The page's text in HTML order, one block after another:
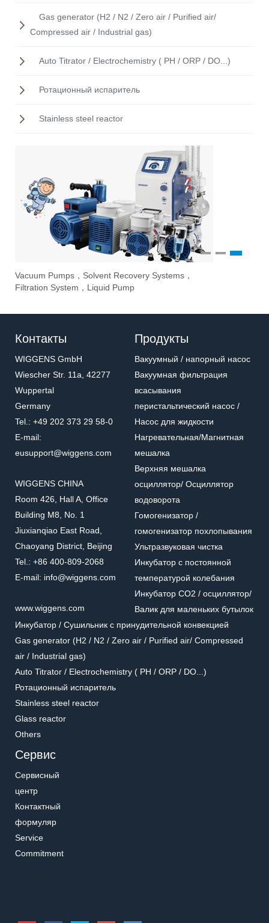
Gas generator (H2 / N2 / Zero air / Purified air/
Compressed air / Industrial gas)
Auto Titrator / Electrochemistry ( PH / ORP / DO...)
Ротационный испаритель
Stainless steel reactor
Vacuum Pumps，Solvent Recovery Systems，
Filtration System，Liquid Pump
1 2
Контакты
WIGGENS GmbH
Wiescher Str. 11a, 42277
Wuppertal
Germany
Tel.: +49 202 373 29 58-0
E-mail:
eusupport@wiggens.com
WIGGENS CHINA
Room 426, Hall A, Office
Building M8, No. 1
Jiuxianqiao East Road,
Chaoyang District, Beijing
Tel.: +86 400-809-2068
E-mail: info@wiggens.com
www.wiggens.com
Продукты
Вакуумный / напорный насос
Вакуумная фильтрация
всасывания
перистальтический насос /
Насос для жидкости
Нагревательная/Mагнитная
мешалка
Верхняя мешалка
осциллятор/ Осциллятор
водоворота
Гомогенизатор /
гомогенизатор похлопывания
Ультразвуковая чистка
Инкубатор с постоянной
температурой колебания
Инкубатор CO2 / осциллятор/
Валик для маленьких бутылок
Инкубатор / Cушильник с принудительной конвекцией
Gas generator (H2 / N2 / Zero air / Purified air/ Compressed
air / Industrial gas)
Auto Titrator / Electrochemistry ( PH / ORP / DO...)
Ротационный испаритель
Stainless steel reactor
Glass reactor
Others
Сервис
Сервисный
центр
Контактный
формуляр
Service
Commitment